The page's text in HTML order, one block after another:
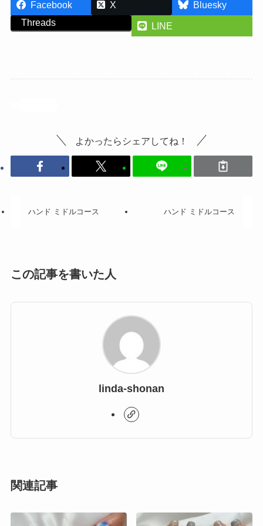
Facebook X
Bluesky
Threads
LINE
よかったらシェアしてね！
ハンド ミドルコース ハンド ミドルコース
この記事を書いた人
linda-shonan
関連記事